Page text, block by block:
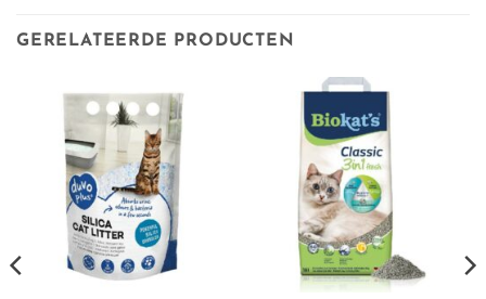
GERELATEERDE PRODUCTEN